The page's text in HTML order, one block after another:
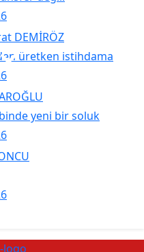
DEMİRÖZ
üretken istihdama
yeni bir soluk